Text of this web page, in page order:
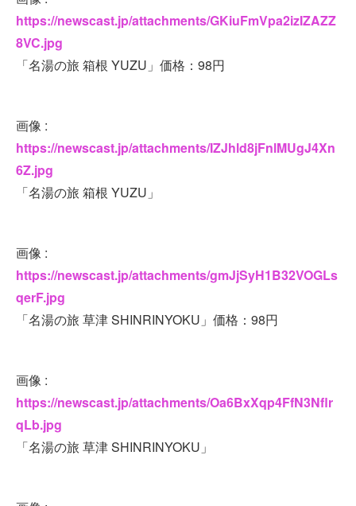
https://newscast.jp/attachments/GKiuFmVpa2izIZAZZ
8VC.jpg
「名湯の旅 箱根 YUZU」価格：98円
画像 :
https://newscast.jp/attachments/IZJhld8jFnlMUgJ4Xn
6Z.jpg
「名湯の旅 箱根 YUZU」
画像 :
https://newscast.jp/attachments/gmJjSyH1B32VOGLs
qerF.jpg
「名湯の旅 草津 SHINRINYOKU」価格：98円
画像 :
https://newscast.jp/attachments/Oa6BxXqp4FfN3Nflr
qLb.jpg
「名湯の旅 草津 SHINRINYOKU」